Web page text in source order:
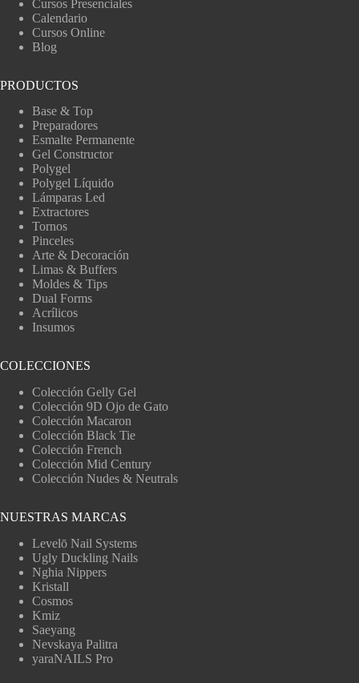
Cursos Presenciales
Calendario
Cursos Online
Blog
PRODUCTOS
Base & Top
Preparadores
Esmalte Permanente
Gel Constructor
Polygel
Polygel Líquido
Lámparas Led
Extractores
Tornos
Pinceles
Arte & Decoración
Limas & Buffers
Moldes & Tips
Dual Forms
Acrílicos
Insumos
COLECCIONES
Colección Gelly Gel
Colección 9D Ojo de Gato
Colección Macaron
Colección Black Tie
Colección French
Colección Mid Century
Colección Nudes & Neutrals
NUESTRAS MARCAS
Levelō Nail Systems
Ugly Duckling Nails
Nghia Nippers
Kristall
Cosmos
Kmiz
Saeyang
Nevskaya Palitra
yaraNAILS Pro